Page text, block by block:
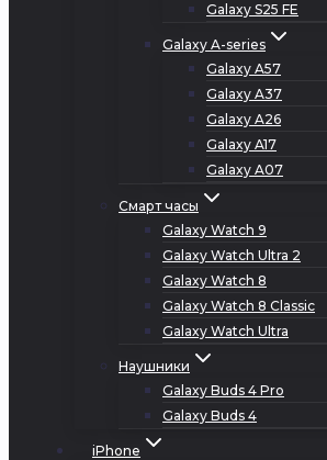
Galaxy S25 FE
Galaxy A-series
Galaxy A57
Galaxy A37
Galaxy A26
Galaxy A17
Galaxy A07
Смарт часы
Galaxy Watch 9
Galaxy Watch Ultra 2
Galaxy Watch 8
Galaxy Watch 8 Classic
Galaxy Watch Ultra
Наушники
Galaxy Buds 4 Pro
Galaxy Buds 4
iPhone